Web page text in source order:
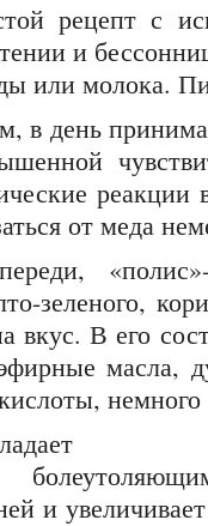
рецепт с
и
или молока.
в день
от меда
зеленого,
вкус. В его
масла,
и